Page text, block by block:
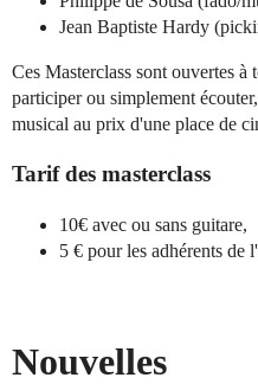
Jean Baptiste Hardy
Ces Masterclass sont ouvertes
participer ou simplement
musical au prix d'une place de
Tarif des masterclass
10€ avec ou sans guitare,
5 € pour les adhérents de
Nouvelles